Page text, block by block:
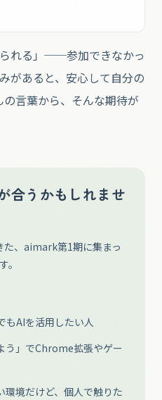
られる」──参加できなかっ
があると、安心して自分の
言葉から、そんな期待が
合うかもしれませ
、aimark第1期に集まっ
。
もAIを活用したい人
う」でChrome拡張やゲー
環境だけど、個人で触りた